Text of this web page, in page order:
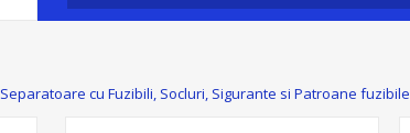
Separatoare cu Fuzibili, Socluri, Sigurante si Patroane fuzibile